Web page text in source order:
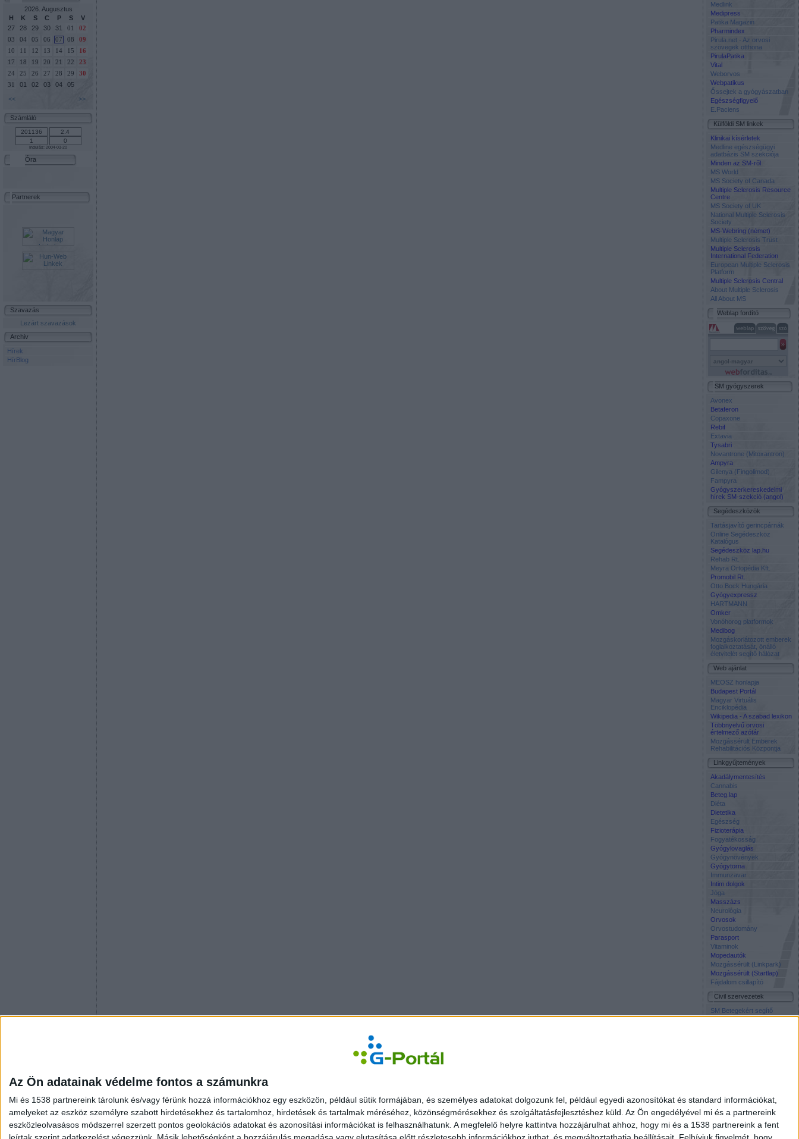
Az Ön adatainak védelme fontos a számunkra
Mi és 1538 partnereink tárolunk és/vagy férünk hozzá információkhoz egy eszközön, például sütik formájában, és személyes adatokat dolgozunk fel, például egyedi azonosítókat és standard információkat,
amelyeket az eszköz személyre szabott hirdetésekhez és tartalomhoz, hirdetések és tartalmak méréséhez, közönségmérésekhez és szolgáltatásfejlesztéshez küld. Az Ön engedélyével mi és a partnereink
eszközleolvasásos módszerrel szerzett pontos geolokációs adatokat és azonosítási információkat is felhasználhatunk. A megfelelő helyre kattintva hozzájárulhat ahhoz, hogy mi és a 1538 partnereink a fent
2026. Augusztus
H
K S C P S
V
27
28 29 30 31 01
02
03
04 05 06 07 08
09
10
11 12 13 14 15
16
17
18 19 20 21 22
23
24
25 26 27 28 29
30
31
01 02 03 04
05
<<
>>
Számláló
Indulás: 2004-03-20
Óra
Partnerek
Szavazás
Lezárt szavazások
Archiv
Hírek
HírBlog
Medlink
Medipress
Patika Magazin
Pharmindex
Pirula.net - Az orvosi
szövegek otthona
PirulaPatika
Vital
Weborvos
Webpatikus
Őssejtek a gyógyászatban
Egészségfigyelő
E.Paciens
Külföldi SM linkek
Klinikai kísérletek
Medline egészségügyi
adatbázis SM szekciója
Minden az SM-ről
MS World
MS Society of Canada
Multiple Sclerosis Resource
Centre
MS Society of UK
National Multiple Sclerosis
Society
MS-Webring (német)
Multiple Sclerosis Trust
Multiple Sclerosis
International Federation
European Multiple Sclerosis
Platform
Multiple Sclerosis Central
About Multiple Sclerosis
All About MS
Weblap fordító
SM gyógyszerek
Avonex
Betaferon
Copaxone
Rebif
Extavia
Tysabri
Novantrone (Mitoxantron)
Ampyra
Gilenya (Fingolimod)
Fampyra
Gyógyszerkereskedelmi
hírek SM-szekció (angol)
Segédeszközök
Tartásjavító gerincpárnák
Online Segédeszköz
Katalógus
Segédeszköz lap.hu
Rehab Rt.
Meyra Ortopédia Kft.
Promobil Rt.
Otto Bock Hungária
Gyógyexpressz
HARTMANN
Omker
Vonóhorog platformok
Medibog
Mozgáskorlátozott emberek
foglalkoztatását, önálló
életvitelét segítő hálózat
Web ajánlat
MEOSZ honlapja
Budapest Portál
Magyar Virtuális
Enciklopédia
Wikipedia - A szabad lexikon
Többnyelvű orvosi
értelmező azótár
Mozgássérült Emberek
Rehabilitációs Központja
Linkgyűjtemények
Akadálymentesítés
Cannabis
Beteg.lap
Diéta
Dietetika
Egészség
Fizioterápia
Fogyatékosság
Gyógylovaglás
Gyógynövények
Gyógytorna
Immunzavar
Intim dolgok
Jóga
Masszázs
Neurológia
Orvosok
Orvostudomány
Parasport
Vitaminok
Mopedautók
Mozgássérült (Linkpark)
Mozgássérült (Startlap)
Fájdalom csillapító
Civil szervezetek
SM Betegekért segítő
közösség Facebook oldala
Élet és Tudomány
Free TV
Interpress Magazin
National Geographic